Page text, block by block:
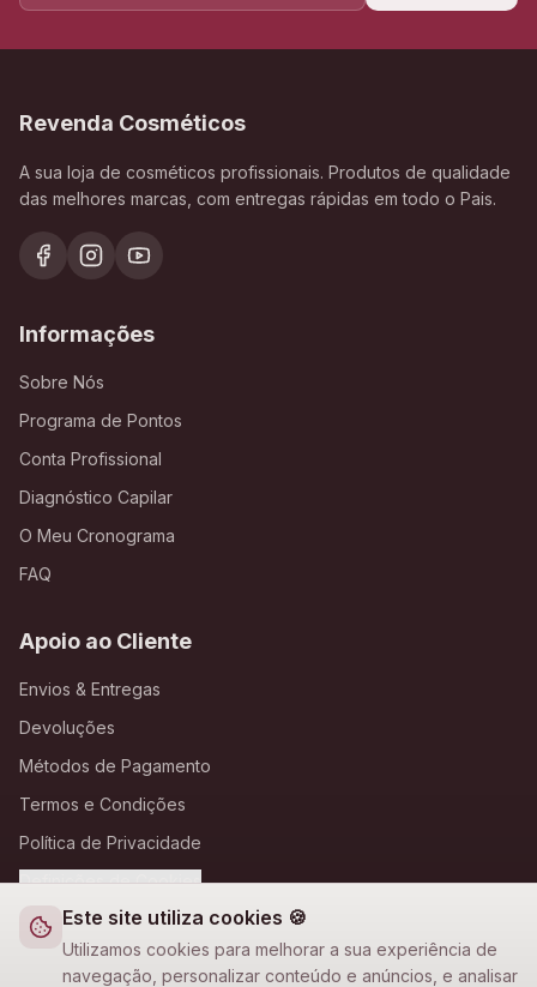
Este site utiliza cookies 🍪
Utilizamos cookies para melhorar a sua experiência de
navegação, personalizar conteúdo e anúncios, e analisar
Revenda Cosméticos
A sua loja de cosméticos profissionais. Produtos de qualidade
das melhores marcas, com entregas rápidas em todo o Pais.
Informações
Sobre Nós
Programa de Pontos
Conta Profissional
Diagnóstico Capilar
O Meu Cronograma
FAQ
Apoio ao Cliente
Envios & Entregas
Devoluções
Métodos de Pagamento
Termos e Condições
Política de Privacidade
Definições de Cookies
A Loja Nova